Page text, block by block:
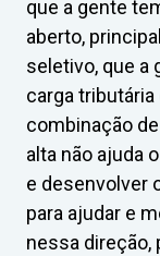
que a gente
aberto,
seletivo, que a
carga
combinação
alta não ajuda
e desenvolver
para ajudar e
nessa direção,